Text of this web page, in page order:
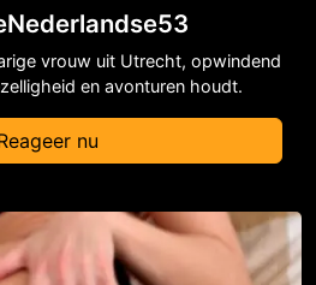
vrouw uit Utrecht, opwindend
en avonturen houdt.
nu